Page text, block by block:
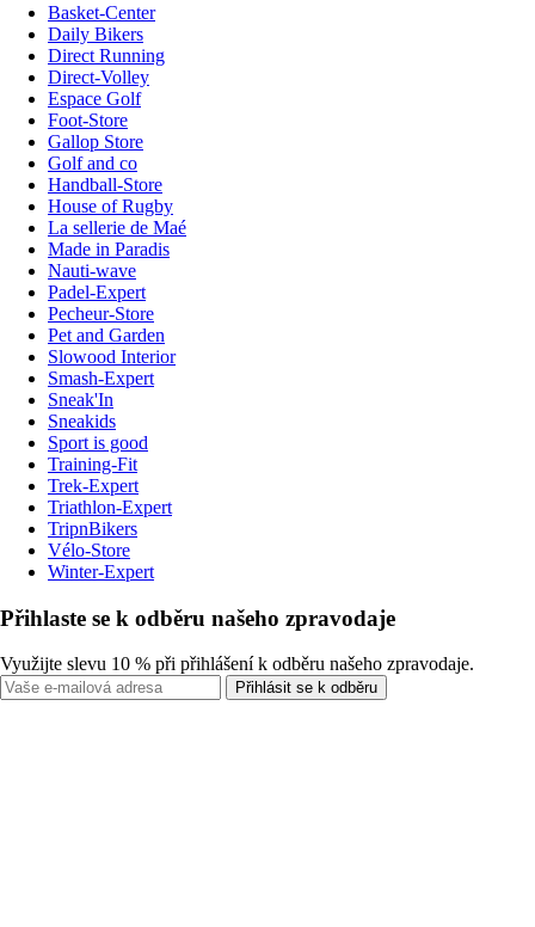
Basket-Center
Daily Bikers
Direct Running
Direct-Volley
Espace Golf
Foot-Store
Gallop Store
Golf and co
Handball-Store
House of Rugby
La sellerie de Maé
Made in Paradis
Nauti-wave
Padel-Expert
Pecheur-Store
Pet and Garden
Slowood Interior
Smash-Expert
Sneak'In
Sneakids
Sport is good
Training-Fit
Trek-Expert
Triathlon-Expert
TripnBikers
Vélo-Store
Winter-Expert
Přihlaste se k odběru našeho zpravodaje
Využijte slevu 10 % při přihlášení k odběru našeho zpravodaje.
Přihlásit se k odběru